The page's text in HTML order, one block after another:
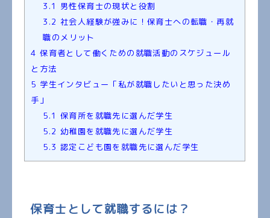
3.1
男性保育士の現状と役割
3.2 社会人経験が強みに！保育士への転職・再就
職のメリット
4 保育者として働くための就職活動のスケジュール
と方法
5 学生インタビュー「私が就職したいと思った決め
手」
5.1 保育所を就職先に選んだ学生
5.2 幼稚園を就職先に選んだ学生
5.3 認定こども園を就職先に選んだ学生
保育士として就職するには？